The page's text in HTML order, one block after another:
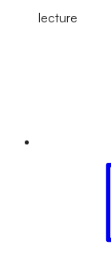
lecture